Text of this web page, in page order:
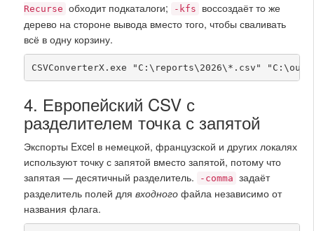
Recurse обходит подкаталоги; -kfs
воссоздаёт то же
дерево на стороне вывода вместо того, чтобы сваливать
всё в одну корзину.
CSVConverterX.exe "C:\reports\2026\*.csv"
4. Европейский CSV с
разделителем точка с запятой
Экспорты Excel в немецкой, французской и других локалях
используют точку с запятой вместо запятой, потому что
запятая — десятичный разделитель.
-comma задаёт
разделитель полей длявходного файла независимо от
названия флага.